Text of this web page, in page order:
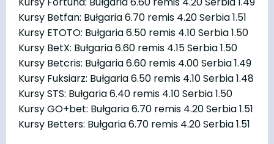
Kursy Betfan: Bułgaria 6.70 remis 4.20 Serbia 1.51
Kursy ETOTO: Bułgaria 6.50 remis 4.10 Serbia 1.50
Kursy BetX: Bułgaria 6.60 remis 4.15 Serbia 1.50
Kursy Betcris: Bułgaria 6.60 remis 4.00 Serbia 1.49
Kursy Fuksiarz: Bułgaria 6.50 remis 4.10 Serbia 1.48
Kursy STS: Bułgaria 6.40 remis 4.10 Serbia 1.50
Kursy GO+bet: Bułgaria 6.70 remis 4.20 Serbia 1.51
Kursy Betters: Bułgaria 6.70 remis 4.20 Serbia 1.51